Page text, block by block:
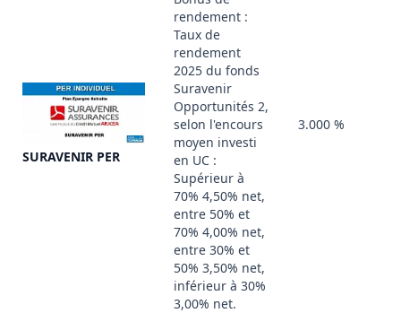
SURAVENIR PER
rendement :
Taux de
rendement
2025 du fonds
Suravenir
Opportunités 2,
selon l'encours
moyen investi
en UC :
Supérieur à
70% 4,50% net,
entre 50% et
70% 4,00% net,
entre 30% et
50% 3,50% net,
inférieur à 30%
3,00% net.
3.000 %